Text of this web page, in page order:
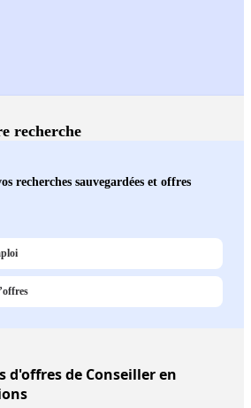
recherche
recherches sauvegardées et offres
d'offres de Conseiller en